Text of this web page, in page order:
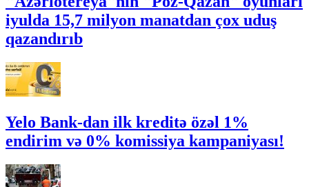
iyulda 15,7 milyon manatdan çox uduş
qazandırıb
Yelo Bank-dan ilk kreditə özəl 1%
endirim və 0% komissiya kampaniyası!